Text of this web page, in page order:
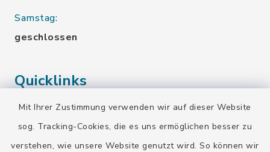
Mit Ihrer Zustimmung verwenden wir auf dieser Website
sog. Tracking-Cookies, die es uns ermöglichen besser zu
verstehen, wie unsere Website genutzt wird. So können wir
Samstag:
geschlossen
Quicklinks
Landratsamt Bad Tölz-Wolfratshausen